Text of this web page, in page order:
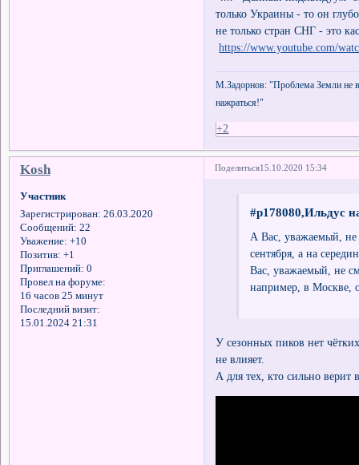
только Украины - то он
не только стран СНГ - это
https://www.youtube.com/
М.Задорнов: "Проблема Земли не
нажраться!"
+2
Поделиться15.10.2020 15:34
Kosh
Участник
Зарегистрирован: 26.03.2020
Сообщений: 22
Уважение: +10
Позитив: +1
Приглашений: 0
Провел на форуме:
16 часов 25 минут
Последний визит:
15.01.2024 21:31
#p178080,Ильдус
А Вас, уважаемый, не
сентября, а на
Вас, уважаемый, не
например, в Москве,
У сезонных пиков нет
не влияет.
А для тех, кто сильно верит